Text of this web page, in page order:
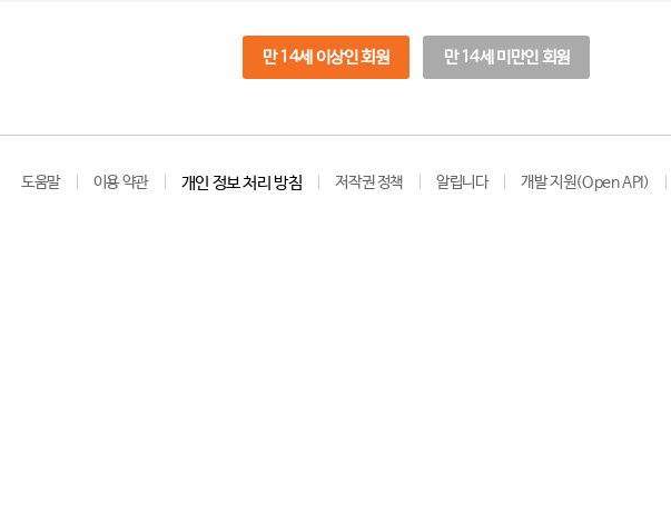
만 14세 이상인 회원 만 14세 미만인 회원
도움말 이용 약관 개인 정보 처리 방침 저작권 정책 알립니다 개발 지원(Open API)